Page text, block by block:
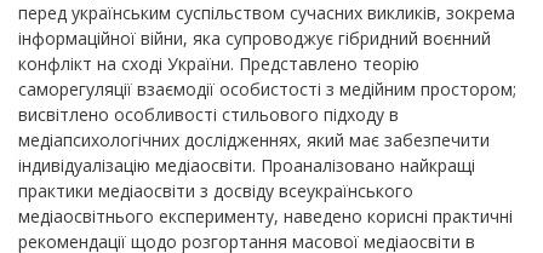
перед українським суспільством сучасних викликів, зокрема
інформаційної війни, яка супроводжує гібридний воєнний
конфлікт на сході України. Представлено теорію
саморегуляції взаємодії особистості з медійним простором;
висвітлено особливості стильового підходу в
медіапсихологічних дослідженнях, який має забезпечити
індивідуалізацію медіаосвіти. Проаналізовано найкращі
практики медіаосвіти з досвіду всеукраїнського
медіаосвітнього експерименту, наведено корисні практичні
рекомендації щодо розгортання масової медіаосвіти в